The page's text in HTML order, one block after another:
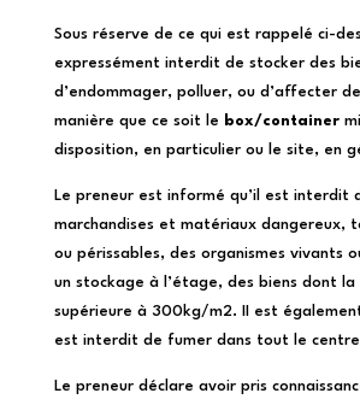
Sous réserve de ce qui est rappelé ci-
expressément interdit de stocker des
d’endommager, polluer, ou d’affecter
manière que ce soit le
box/container
disposition, en particulier ou le site, en
Le preneur est informé qu’il est interdit
marchandises et matériaux dangereux,
ou périssables, des organismes vivants
un stockage à l’étage, des biens dont la
supérieure à 300kg/m2. II est
est interdit de fumer dans tout le
Le preneur déclare avoir pris